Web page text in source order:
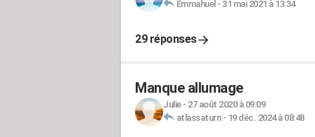
Emmahuel - 31 mai 2021 à 13:34
29 réponses
Manque allumage
Julie- 27 août 2020 à 09:09
atlassaturn- 19 déc. 2024 à 08:48